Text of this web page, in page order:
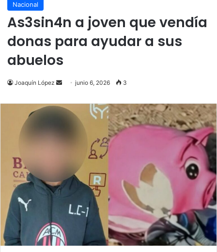
Nacional
As3sin4n a joven que vendía
donas para ayudar a sus
abuelos
Joaquín López
Send
email
junio 6, 2026 3